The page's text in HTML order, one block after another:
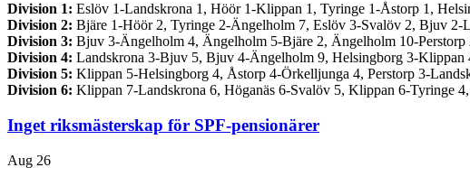
Division 1: Eslöv 1-Landskrona 1, Höör 1-Klippan 1, Tyringe 1-Åstorp 1,
Division 2: Bjäre 1-Höör 2, Tyringe 2-Ängelholm 7, Eslöv 3-Svalöv 2, Bjuv 2-
Division 3: Bjuv 3-Ängelholm 4, Ängelholm 5-Bjäre 2, Ängelholm 10-
Division 4: Landskrona 3-Bjuv 5, Bjuv 4-Ängelholm 9, Helsingborg 3-
Division 5: Klippan 5-Helsingborg 4, Åstorp 4-Örkelljunga 4, Perstorp 3-
Division 6: Klippan 7-Landskrona 6, Höganäs 6-Svalöv 5, Klippan 6-Tyringe
Inget riksmästerskap för SPF-pensionärer
Aug 26